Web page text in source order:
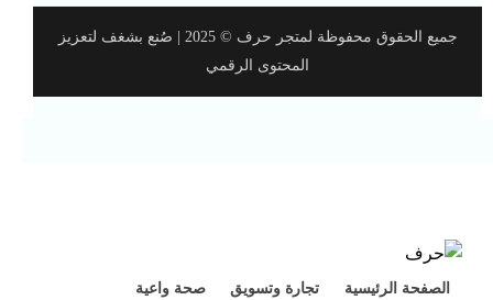
جميع الحقوق محفوظة لمتجر حرف © 2025 | صُنع بشغف لتعزيز
المحتوى الرقمي
الصفحة الرئيسية تجارة وتسويق صحة واعية